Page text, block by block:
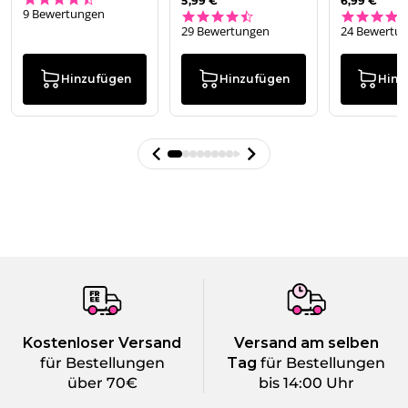
9 Bewertungen
Hinzufügen
29 Bewertungen
Hinzufügen
24
Kostenloser Versand
für Bestellungen
über 70€
Versand am selben
Tag für Bestellungen
bis 14:00 Uhr